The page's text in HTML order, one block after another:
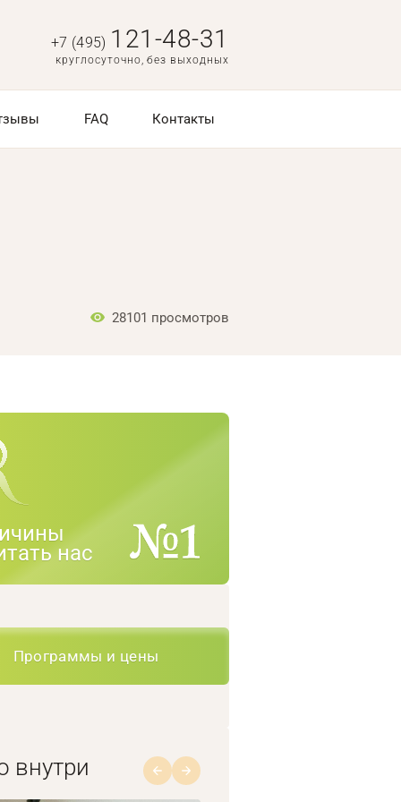
+7 (495) 121-48-31
круглосуточно, без выходных
FAQ Контакты
28101 просмотров
нас
Программы и цены
внутри